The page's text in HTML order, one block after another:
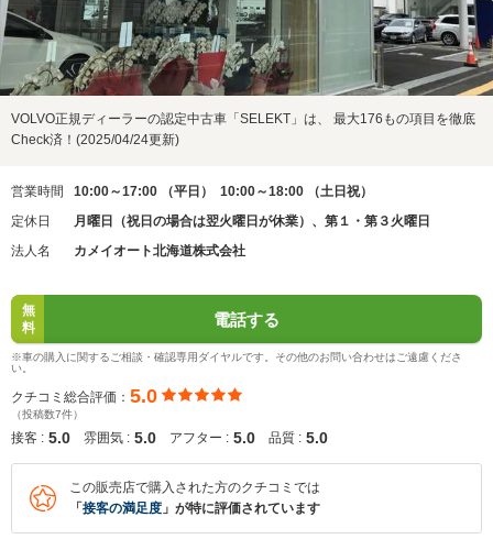
VOLVO正規ディーラーの認定中古車「SELEKT」は、 最大176もの項目を徹底
Check済！(2025/04/24更新)
営業時間
10:00～17:00 （平日） 10:00～18:00 （土日祝）
定休日
月曜日（祝日の場合は翌火曜日が休業）、第１・第３火曜日
法人名
カメイオート北海道株式会社
無
料
電話する
※車の購入に関するご相談・確認専用ダイヤルです。その他のお問い合わせはご遠慮くださ
い。
クチコミ総合評価： 5.0
（投稿数7件）
接客 : 5.0 雰囲気 : 5.0 アフター : 5.0 品質 : 5.0
この販売店で購入された方のクチコミでは
「 接客の満足度 」が特に評価されています